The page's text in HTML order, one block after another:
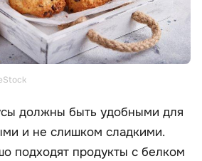
должны быть удобными для
и не слишком сладкими.
подходят продукты с белком